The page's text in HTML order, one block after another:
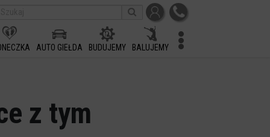
AUTO GIEŁDA BUDUJEMY BALUJEMY
z tym